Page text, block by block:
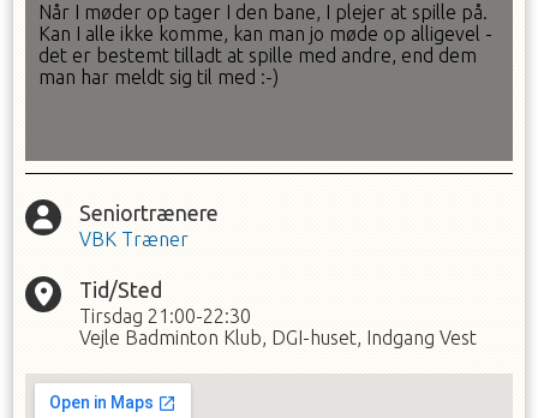
Når I møder op tager I den bane, I plejer at spille på.
Kan I alle ikke komme, kan man jo møde op alligevel -
det er bestemt tilladt at spille med andre, end dem
man har meldt sig til med :-)
Seniortrænere
VBK Træner
Tid/Sted
Tirsdag 21:00-22:30
Vejle Badminton Klub, DGI-huset, Indgang Vest